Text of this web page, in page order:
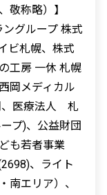
敬称略）】
グループ 株式
ビ札幌、株式
工房 一休 札幌
岡メディカル
、医療法人 札
プ)、公益財団
も若者事業
、ライト
エリア）、